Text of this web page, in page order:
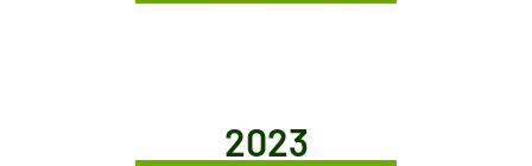
2023